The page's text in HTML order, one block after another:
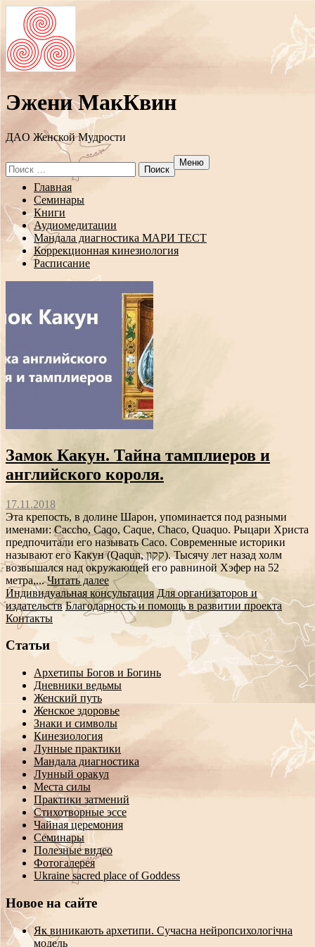
Эжени МакКвин
ДAO Женской Мудрости
Search
for:
Меню
Перейти
содержанию
Главная
Семинары
Книги
Аудиомедитации
Мандала диагностика МАРИ ТЕСТ
Коррекционная кинезиология
Расписание
Замок Какун. Тайна тамплиеров и
английского короля.
17.11.2018
Эта крепость, в долине Шарон, упоминается под разными
именами: Caccho, Caqo, Caque, Chaco, Quaquo. Рыцари Христа
предпочитали его называть Caco. Современные историки
называют его Какун (Qaqun, קקון). Тысячу лет назад холм
возвышался над окружающей его равниной Хэфер на 52
метра,...Читать далее
Индивидуальная консультация Для организаторов и
издательств Благодарность и помощь в развитии проекта
Контакты
Статьи
Архетипы Богов и Богинь
Дневники ведьмы
Женский путь
Женское здоровье
Знаки и символы
Кинезиология
Лунные практики
Мандала диагностика
Лунный оракул
Места силы
Практики затмений
Стихотворные эссе
Чайная церемония
Семинары
Полезные видео
Фотогалерея
Ukraine sacred place of Goddess
Новое на сайте
Як виникають архетипи. Сучасна нейропсихологічна
модель